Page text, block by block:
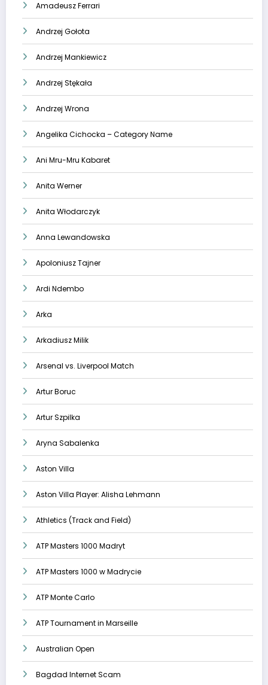
Amadeusz Ferrari
Andrzej Gołota
Andrzej Mankiewicz
Andrzej Stękała
Andrzej Wrona
Angelika Cichocka – Category Name
Ani Mru-Mru Kabaret
Anita Werner
Anita Włodarczyk
Anna Lewandowska
Apoloniusz Tajner
Ardi Ndembo
Arka
Arkadiusz Milik
Arsenal vs. Liverpool Match
Artur Boruc
Artur Szpilka
Aryna Sabalenka
Aston Villa
Aston Villa Player: Alisha Lehmann
Athletics (Track and Field)
ATP Masters 1000 Madryt
ATP Masters 1000 w Madrycie
ATP Monte Carlo
ATP Tournament in Marseille
Australian Open
Bagdad Internet Scam